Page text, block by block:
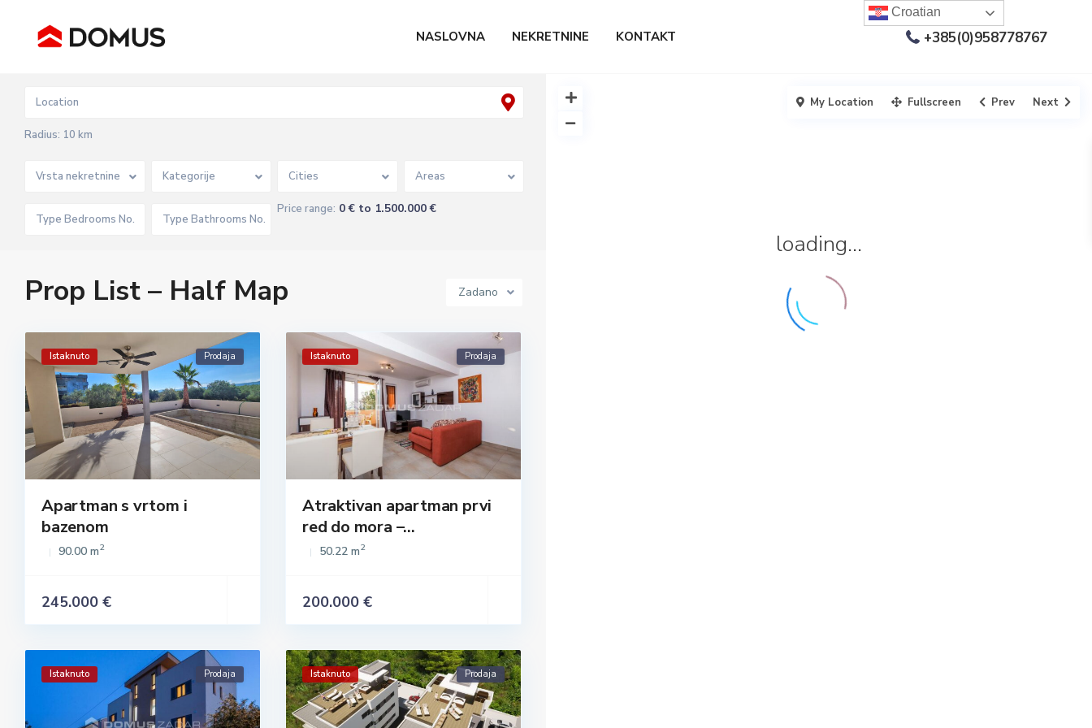
+385(0)958778767
NASLOVNA NEKRETNINE KONTAKT
loading...
My Location Fullscreen Prev Next
Radius: 10 km
Vrsta nekretnine Kategorije Cities Areas
Price range: 0 € to 1.500.000 €
Zadano
Prop List – Half Map
Istaknuto Prodaja
Apartman s vrtom i
bazenom
90.00 m2
245.000 €
Istaknuto Prodaja
Atraktivan apartman prvi
red do mora –...
50.22 m2
200.000 €
Istaknuto Prodaja Istaknuto Prodaja
Croatian